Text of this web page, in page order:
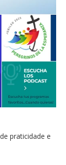
praticidade e